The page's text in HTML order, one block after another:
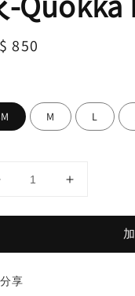
850
M L
分享